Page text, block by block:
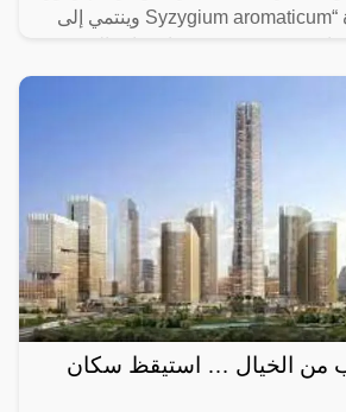
مجففة من شجرة “Syzygium aromaticum وينتمي إلى
من الخيال … استيقظ سكان